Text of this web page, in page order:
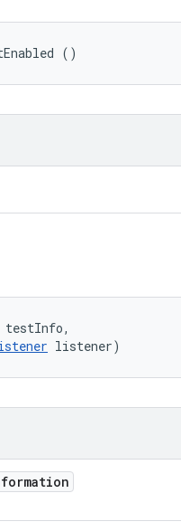
()
testInfo,
listener)